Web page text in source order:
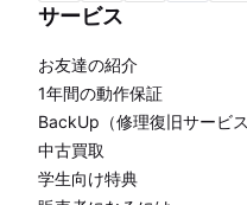
サービス
お友達の紹介
1年間の動作保証
BackUp（修理復旧サービス
中古買取
学生向け特典